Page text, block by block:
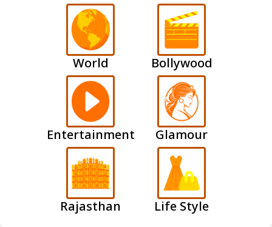
World Bollywood
Entertainment Glamour
Rajasthan Life Style